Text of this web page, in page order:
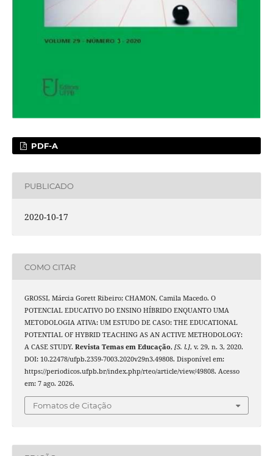
PDF-A
PUBLICADO
2020-10-17
COMO CITAR
GROSSI, Márcia Gorett Ribeiro; CHAMON, Camila Macedo. O
POTENCIAL EDUCATIVO DO ENSINO HÍBRIDO ENQUANTO UMA
METODOLOGIA ATIVA: UM ESTUDO DE CASO: THE EDUCATIONAL
POTENTIAL OF HYBRID TEACHING AS AN ACTIVE METHODOLOGY:
A CASE STUDY. Revista Temas em Educação, [S. l.], v. 29, n. 3, 2020.
DOI: 10.22478/ufpb.2359-7003.2020v29n3.49808. Disponível em:
https://periodicos.ufpb.br/index.php/rteo/article/view/49808. Acesso
em: 7 ago. 2026.
Fomatos de Citação